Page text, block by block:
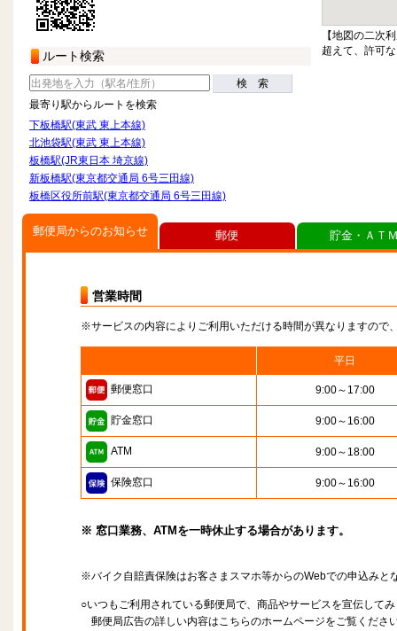
ルート検索
検 索
最寄り駅からルートを検索
下板橋駅(東武 東上本線)
北池袋駅(東武 東上本線)
板橋駅(JR東日本 埼京線)
新板橋駅(東京都交通局 6号三田線)
板橋区役所前駅(東京都交通局 6号三田線)
【地図の二次
超えて、許可
郵便局からのお知らせ
営業時間
※サービスの内容によりご利用いただける時間が異なりますので
平日
郵便窓口 9:00～17:00
貯金窓口 9:00～16:00
ATM 9:00～18:00
保険窓口 9:00～16:00
※ 窓口業務、ATMを一時休止する場合があります。
※バイク自賠責保険はお客さまスマホ等からのWebでの申込みと
○いつもご利用されている郵便局で、商品やサービスを宣伝して
郵便局広告の詳しい内容はこちらのホームページをご覧くださ
郵便 貯金・ＡＴ